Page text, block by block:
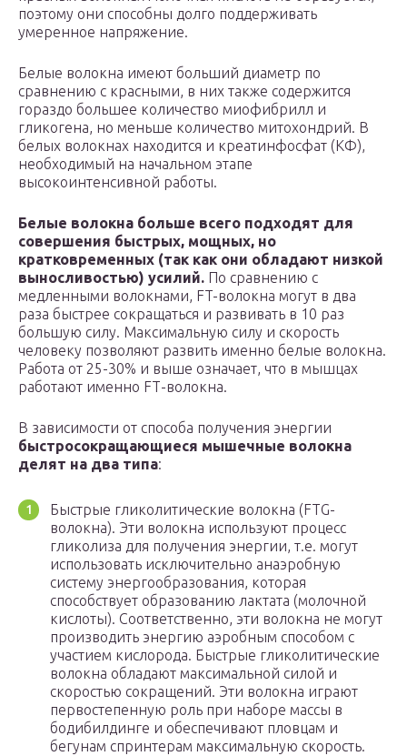
поэтому они способны долго поддерживать
умеренное напряжение.
Белые волокна имеют больший диаметр по
сравнению с красными, в них также содержится
гораздо большее количество миофибрилл и
гликогена, но меньше количество митохондрий. В
белых волокнах находится и креатинфосфат (КФ),
необходимый на начальном этапе
высокоинтенсивной работы.
Белые волокна больше всего подходят для
совершения быстрых, мощных, но
кратковременных (так как они обладают низкой
выносливостью) усилий. По сравнению с
медленными волокнами, FT-волокна могут в два
раза быстрее сокращаться и развивать в 10 раз
большую силу. Максимальную силу и скорость
человеку позволяют развить именно белые волокна.
Работа от 25-30% и выше означает, что в мышцах
работают именно FТ-волокна.
В зависимости от способа получения энергии
быстросокращающиеся мышечные волокна
делят на два типа:
Быстрые гликолитические волокна (FTG-
волокна). Эти волокна используют процесс
гликолиза для получения энергии, т.е. могут
использовать исключительно анаэробную
систему энергообразования, которая
способствует образованию лактата (молочной
кислоты). Соответственно, эти волокна не могут
производить энергию аэробным способом с
участием кислорода. Быстрые гликолитические
волокна обладают максимальной силой и
скоростью сокращений. Эти волокна играют
первостепенную роль при наборе массы в
бодибилдинге и обеспечивают пловцам и
бегунам спринтерам максимальную скорость.